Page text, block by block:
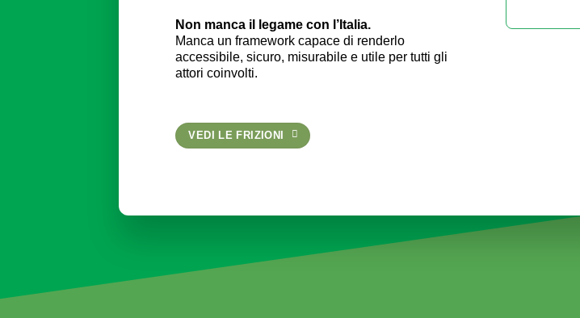
Non manca il legame con l’Italia.
Manca un framework capace di renderlo
accessibile, sicuro, misurabile e utile per tutti gli
attori coinvolti.
VEDI LE FRIZIONI